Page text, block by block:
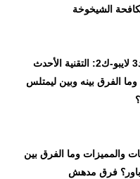
الشيخوخة
ليمتلس اوسوفورتين د3 لايبو-ك2: التقنية الأحدث
الفرق بينه وبين ليمتلس
والمميزات وما الفرق بين
باور؟ فرق مدهش